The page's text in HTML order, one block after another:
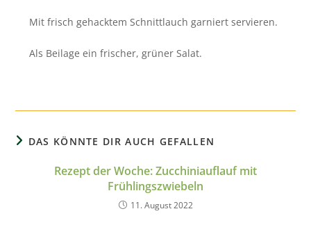
Mit frisch gehacktem Schnittlauch garniert servieren.
Als Beilage ein frischer, grüner Salat.
DAS KÖNNTE DIR AUCH GEFALLEN
Rezept der Woche: Zucchiniauflauf mit
Frühlingszwiebeln
11. August 2022